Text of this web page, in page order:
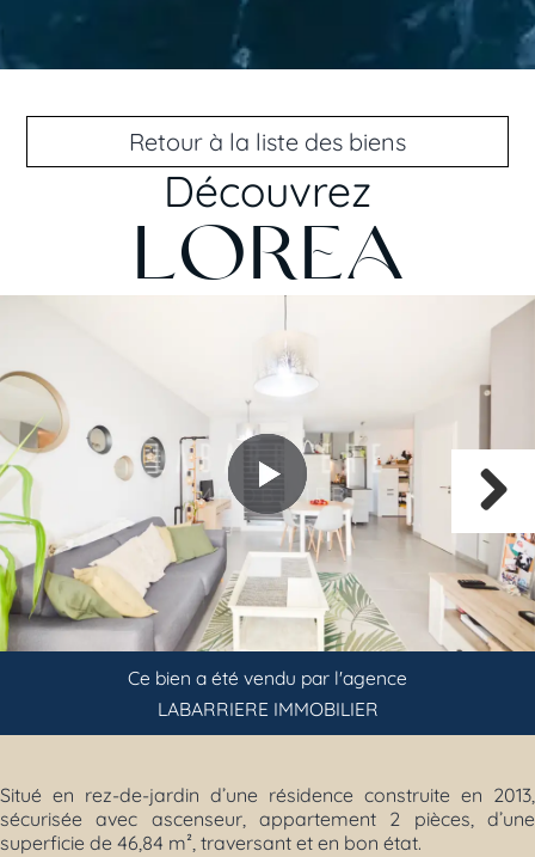
Retour à la liste des biens
Découvrez
LOREA
Previous Next
Ce bien a été vendu par l'agence
LABARRIERE IMMOBILIER
Situé en rez-de-jardin d’une résidence construite en 2013,
sécurisée avec ascenseur, appartement 2 pièces, d’une
superficie de 46,84 m², traversant et en bon état.